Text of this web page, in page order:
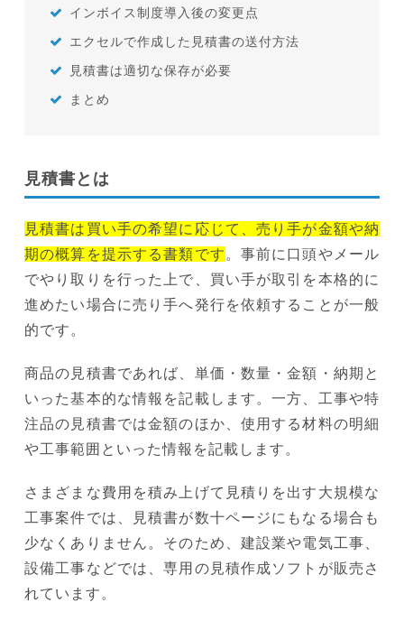
インボイス制度導入後の変更点
エクセルで作成した見積書の送付方法
見積書は適切な保存が必要
まとめ
見積書とは
見積書は買い手の希望に応じて、売り手が金額や納
期の概算を提示する書類です。事前に口頭やメール
でやり取りを行った上で、買い手が取引を本格的に
進めたい場合に売り手へ発行を依頼することが一般
的です。
商品の見積書であれば、単価・数量・金額・納期と
いった基本的な情報を記載します。一方、工事や特
注品の見積書では金額のほか、使用する材料の明細
や工事範囲といった情報を記載します。
さまざまな費用を積み上げて見積りを出す大規模な
工事案件では、見積書が数十ページにもなる場合も
少なくありません。そのため、建設業や電気工事、
設備工事などでは、専用の見積作成ソフトが販売さ
れています。